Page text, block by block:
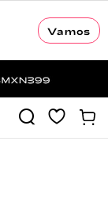
Vamos